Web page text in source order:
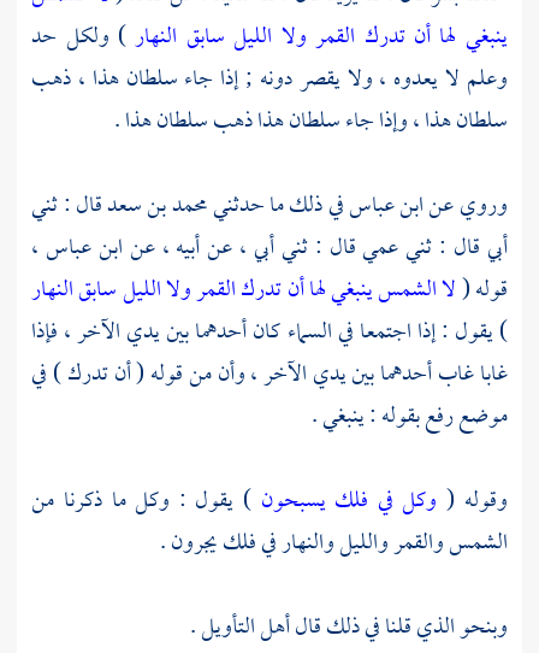
ينبغي لها أن تدرك القمر ولا الليل سابق النهار) ولكل حد
وعلم لا يعدوه ، ولا يقصر دونه ; إذا جاء سلطان هذا ، ذهب
سلطان هذا ، وإذا جاء سلطان هذا ذهب سلطان هذا .
وروي عنابن عباسفي ذلك ما حدثنيمحمد بن سعدقال : ثني
أبي قال : ثني عمي قال : ثني أبي ، عن أبيه ، عنابن عباس ،
قوله (لا الشمس ينبغي لها أن تدرك القمر ولا الليل سابق النهار
) يقول : إذا اجتمعا في السماء كان أحدهما بين يدي الآخر ، فإذا
غابا غاب أحدهما بين يدي الآخر ، وأن من قوله ( أن تدرك ) في
موضع رفع بقوله : ينبغي .
وقوله ( وكل في فلك يسبحون ) يقول : وكل ما ذكرنا من
الشمس والقمر والليل والنهار في فلك يجرون .
وبنحو الذي قلنا في ذلك قال أهل التأويل .